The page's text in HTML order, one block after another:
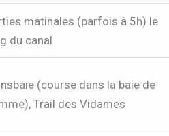
matinales (parfois à 5h) le
du canal
(course dans la baie de
Trail des Vidames